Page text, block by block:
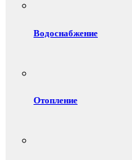
Водоснабжение
Отопление